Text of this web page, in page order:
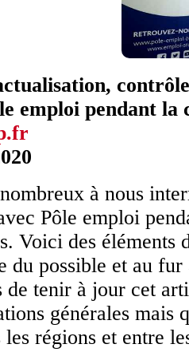
emploi pendant la
à nous
Pôle emploi
Voici des éléments
du possible et au
de tenir à jour cet
générales mais
régions et entre